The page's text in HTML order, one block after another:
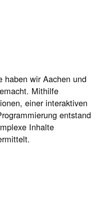
haben wir Aachen und
Mithilfe
einer interaktiven
entstand
Inhalte